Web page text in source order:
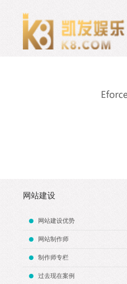
网站建设
网站建设优势
网站制作师
制作师专栏
过去现在案例